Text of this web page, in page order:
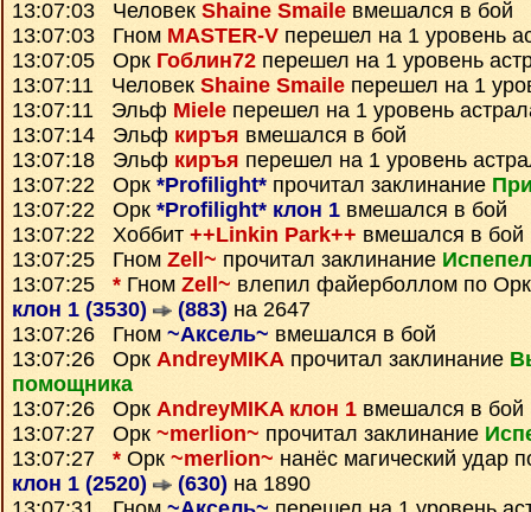
13:07:03 Человек Shaine Smaile вмешался в бой
13:07:03 Гном MASTER-V перешел на 1 уровень
13:07:05 Орк Гоблин72 перешел на 1 уровень
13:07:11 Человек Shaine Smaile перешел на 1
13:07:11 Эльф Miele перешел на 1 уровень
13:07:14 Эльф киръя вмешался в бой
13:07:18 Эльф киръя перешел на 1 уровень
13:07:22 Орк *Profilight* прочитал заклинание
13:07:22 Орк *Profilight* клон 1 вмешался в бой
13:07:22 Хоббит ++Linkin Park++ вмешался в бой
13:07:25 Гном Zell~ прочитал заклинание
13:07:25 * Гном Zell~ влепил файерболлом по
клон 1 (3530)
(883) на 2647
13:07:26 Гном ~Аксель~ вмешался в бой
13:07:26 Орк AndreyMIKA прочитал заклинание
помощника
13:07:26 Орк AndreyMIKA клон 1 вмешался в бой
13:07:27 Орк ~merlion~ прочитал заклинание
13:07:27 * Орк ~merlion~ нанёс магический удар
клон 1 (2520)
(630) на 1890